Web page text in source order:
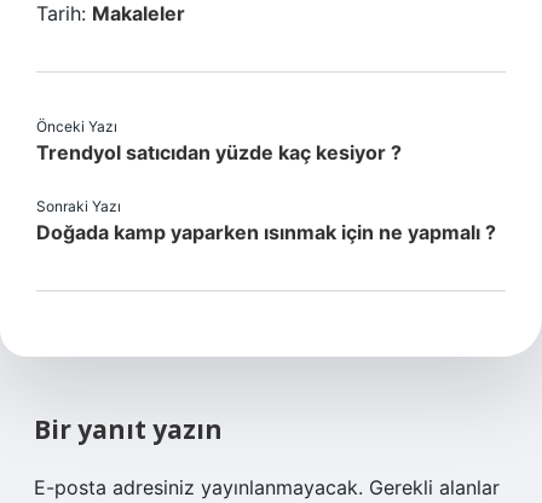
Tarih: Makaleler
Önceki Yazı
Trendyol satıcıdan yüzde kaç kesiyor ?
Sonraki Yazı
Doğada kamp yaparken ısınmak için ne yapmalı ?
Bir yanıt yazın
E-posta adresiniz yayınlanmayacak. Gerekli alanlar